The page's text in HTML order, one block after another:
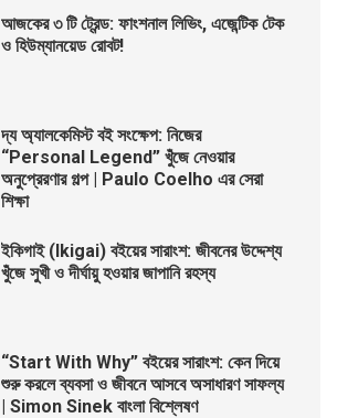
আজকের ৩ টি ট্রেন্ড: ফাংশনাল লিভিং, এজেন্টিক টেক
ও হিউম্যানয়েড রোবট!
দ্য অ্যালকেমিস্ট বই সংক্ষেপ: নিজের
“Personal Legend” খুঁজে নেওয়ার
অনুপ্রেরণার গল্প | Paulo Coelho এর সেরা
শিক্ষা
ইকিগাই (Ikigai) বইয়ের সারাংশ: জীবনের উদ্দেশ্য
খুঁজে সুখী ও দীর্ঘায়ু হওয়ার জাপানি রহস্য
“Start With Why” বইয়ের সারাংশ: কেন দিয়ে
শুরু করলে ব্যবসা ও জীবনে আসবে অসাধারণ সাফল্য
| Simon Sinek বাংলা বিশ্লেষণ